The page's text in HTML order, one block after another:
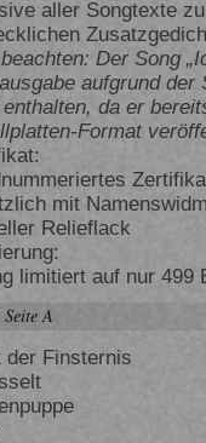
aller Songtexte
Der Song
aufgrund
da er
Format
mit
Relieflack
limitiert auf nur 499
A
der Finsternis